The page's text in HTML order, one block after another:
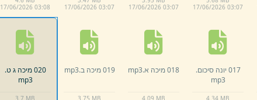
17/06/2026 03:07
17/06/2026 03:07
17/06/2026 03:07
17/06/2026 03:08
017 יונה סיכום.
mp3
4. 34 MB
018 מיכה א. mp3
4. 09 MB
019 מיכה ב. mp3
3. 75 MB
020 מיכה ג ט.
mp3
3. 7 MB